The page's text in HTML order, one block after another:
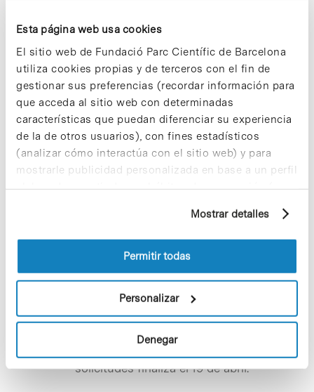
Esta página web usa cookies
El sitio web de Fundació Parc Científic de Barcelona
utiliza cookies propias y de terceros con el fin de
gestionar sus preferencias (recordar información para
que acceda al sitio web con determinadas
características que puedan diferenciar su experiencia
de la de otros usuarios), con fines estadísticos
(analizar cómo interactúa con el sitio web) y para
mostrarle publicidad personalizada en base a un perfil
elaborado a partir de sus hábitos de navegación (por
información sobre las cookies puede consultar
la Política de cookies del sitio web.
Mostrar detalles
Permitir todas
Personalizar
Denegar
en grupos, centros de investigación y
empresas ubicadas en el PCB.
Se abre la convocatoria de la
12ª edición de «¡Pasa el verano
en el Parque!»,
Notícias
Hoy, lunes 18 de marzo, se ha abierto el
Parque!», dirigido a universitarios de
la licenciatura. El objetivo de la iniciativa
–organizada por el Parc Científic de
Barcelona (PCB) con la colaboración
del IBEC y el IRB Barcelona– es acercar
el entorno de la investigación a
estudiantes de cualquier universidad del
mundo a través de su participación en
proyectos que se desarrollan en el PCB.
El plazo para la presentación de las
solicitudes finaliza el 19 de abril.